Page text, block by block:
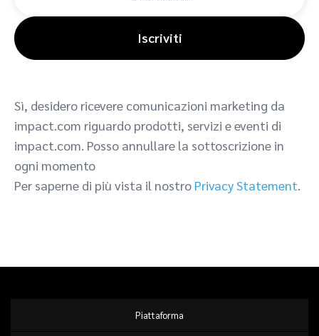
Iscriviti
Sì, desidero ricevere comunicazioni marketing da
impact.com riguardo prodotti, servizi e eventi di
impact.com. Posso annullare la sottoscrizione in
ogni momento
Per saperne di più vista il nostro Privacy Statement.
Piattaforma